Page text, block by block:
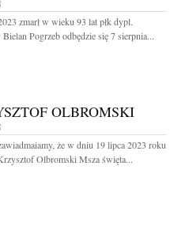
zmarł w wieku 93 lat płk dypl.
Bielan Pogrzeb odbędzie się 7 sierpnia...
OLBROMSKI
że w dniu 19 lipca 2023 roku
Olbromski Msza święta...